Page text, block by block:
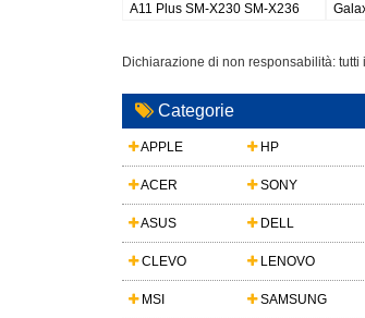
Galaxy Watch 8 44mm
Galaxy S26 Plus/
Dichiarazione di non responsabilità:
Categorie
APPLE HP
ACER SONY
ASUS DELL
CLEVO LENOVO
MSI SAMSUNG